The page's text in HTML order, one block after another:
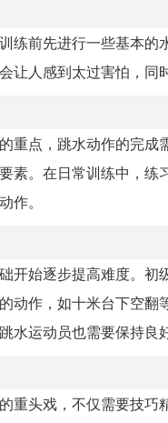
练前先进行一些基本
让人感到太过害怕，同
重点，跳水动作的完
素。在日常训练中，
作。
开始逐步提高难度。
动作，如十米台下空
水运动员也需要保持良
重头戏，不仅需要技